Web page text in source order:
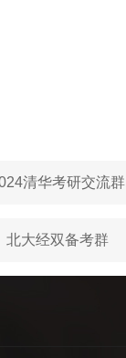
清华考研交流群
北大经双备考群